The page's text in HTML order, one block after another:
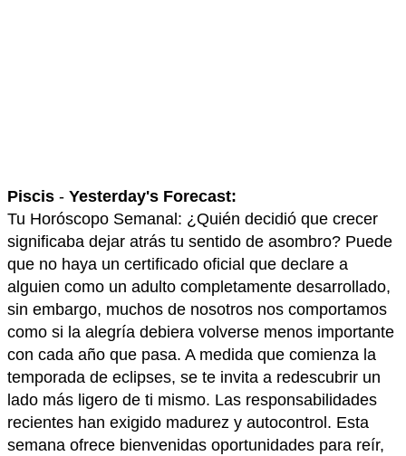
Piscis - Yesterday's Forecast:
Tu Horóscopo Semanal: ¿Quién decidió que crecer
significaba dejar atrás tu sentido de asombro? Puede
que no haya un certificado oficial que declare a
alguien como un adulto completamente desarrollado,
sin embargo, muchos de nosotros nos comportamos
como si la alegría debiera volverse menos importante
con cada año que pasa. A medida que comienza la
temporada de eclipses, se te invita a redescubrir un
lado más ligero de ti mismo. Las responsabilidades
recientes han exigido madurez y autocontrol. Esta
semana ofrece bienvenidas oportunidades para reír,